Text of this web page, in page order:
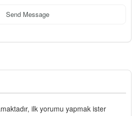
Send Message
ilk yorumu yapmak ister